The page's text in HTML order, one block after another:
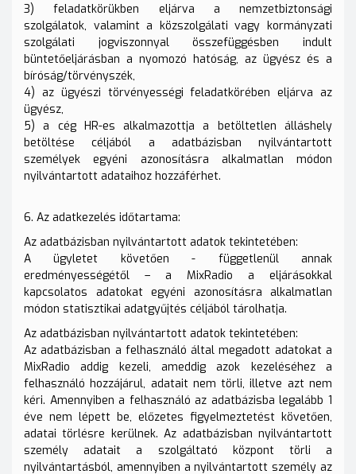
3) feladatkörükben eljárva a nemzetbiztonsági
szolgálatok, valamint a közszolgálati vagy kormányzati
szolgálati jogviszonnyal összefüggésben indult
büntetőeljárásban a nyomozó hatóság, az ügyész és a
bíróság/törvényszék,
4) az ügyészi törvényességi feladatkörében eljárva az
ügyész,
5) a cég HR-es alkalmazottja a betöltetlen álláshely
betöltése céljából a adatbázisban nyilvántartott
személyek egyéni azonosításra alkalmatlan módon
nyilvántartott adataihoz hozzáférhet.
6. Az adatkezelés időtartama:
Az adatbázisban nyilvántartott adatok tekintetében:
A ügyletet követően - függetlenül annak
eredményességétől – a MixRadio a eljárásokkal
kapcsolatos adatokat egyéni azonosításra alkalmatlan
módon statisztikai adatgyűjtés céljából tárolhatja.
Az adatbázisban nyilvántartott adatok tekintetében:
Az adatbázisban a felhasználó által megadott adatokat a
MixRadio addig kezeli, ameddig azok kezeléséhez a
felhasználó hozzájárul, adatait nem törli, illetve azt nem
kéri. Amennyiben a felhasználó az adatbázisba legalább 1
éve nem lépett be, előzetes figyelmeztetést követően,
adatai törlésre kerülnek. Az adatbázisban nyilvántartott
személy adatait a szolgáltató központ törli a
nyilvántartásból, amennyiben a nyilvántartott személy az